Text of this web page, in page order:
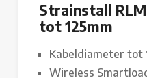
Strainstall
tot 125mm
Kabeldiameter tot
Wireless